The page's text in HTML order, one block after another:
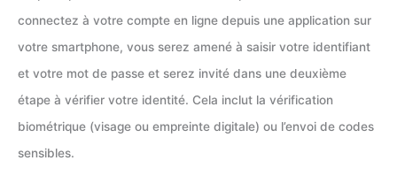
connectez à votre compte en ligne depuis une application sur
votre smartphone, vous serez amené à saisir votre identifiant
et votre mot de passe et serez invité dans une deuxième
étape à vérifier votre identité. Cela inclut la vérification
biométrique (visage ou empreinte digitale) ou l’envoi de codes
sensibles.